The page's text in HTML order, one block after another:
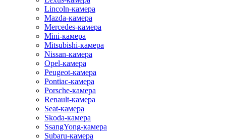
Lincoln-камера
Mazda-камера
Mercedes-камера
Mini-камера
Mitsubishi-камера
Nissan-камера
Opel-камера
Peugeot-камера
Pontiac-камера
Porsche-камера
Renault-камера
Seat-камера
Skoda-камера
SsangYong-камера
Subaru-камера